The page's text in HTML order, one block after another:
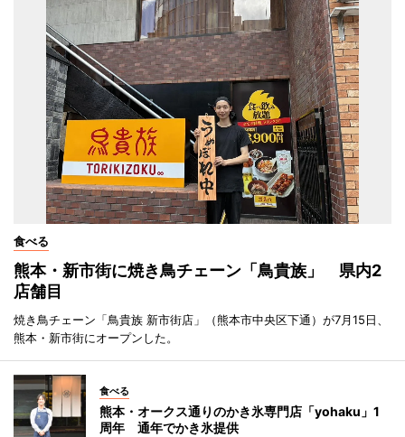
食べる
熊本・新市街に焼き鳥チェーン「鳥貴族」 県内2
店舗目
焼き鳥チェーン「鳥貴族 新市街店」（熊本市中央区下通）が7月15日、
熊本・新市街にオープンした。
食べる
熊本・オークス通りのかき氷専門店「yohaku」1
周年 通年でかき氷提供